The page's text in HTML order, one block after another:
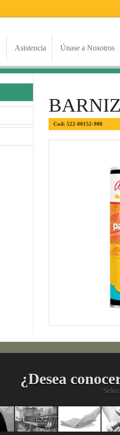
Asistencia Únase a Nosotros
Cod: 522-00152-900
¿Desea